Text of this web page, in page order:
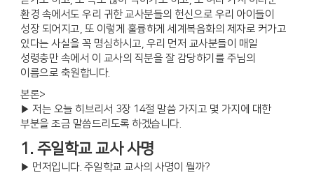
환경 속에서도 우리 귀한 교사분들의 헌신으로 우리 아이들이
성장 되어지고, 또 이렇게 훌륭하게 세계복음화의 제자로 커가고
있다는 사실을 꼭 명심하시고, 우리 먼저 교사분들이 매일
성령충만 속에서 이 교사의 직분을 잘 감당하기를 주님의
이름으로 축원합니다.
본론>
▶ 저는 오늘 히브리서 3장 14절 말씀 가지고 몇 가지에 대한
부분을 조금 말씀드리도록 하겠습니다.
1. 주일학교 교사 사명
▶ 먼저입니다. 주일학교 교사의 사명이 뭘까?